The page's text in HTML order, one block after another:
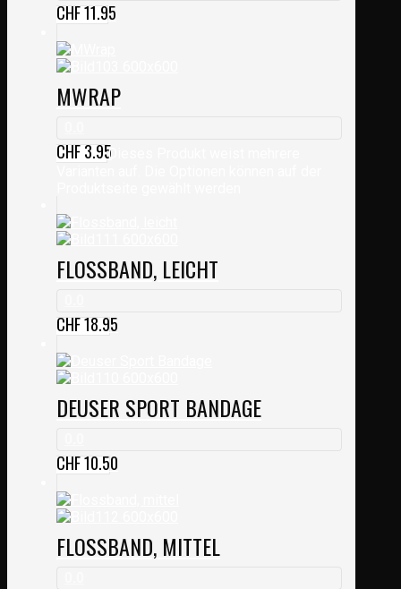
CHF11.95
MWRAP
CHF3.95Dieses Produkt weist mehrere
FLOSSBAND, LEICHT
CHF18.95
DEUSER SPORT BANDAGE
CHF10.50
FLOSSBAND, MITTEL